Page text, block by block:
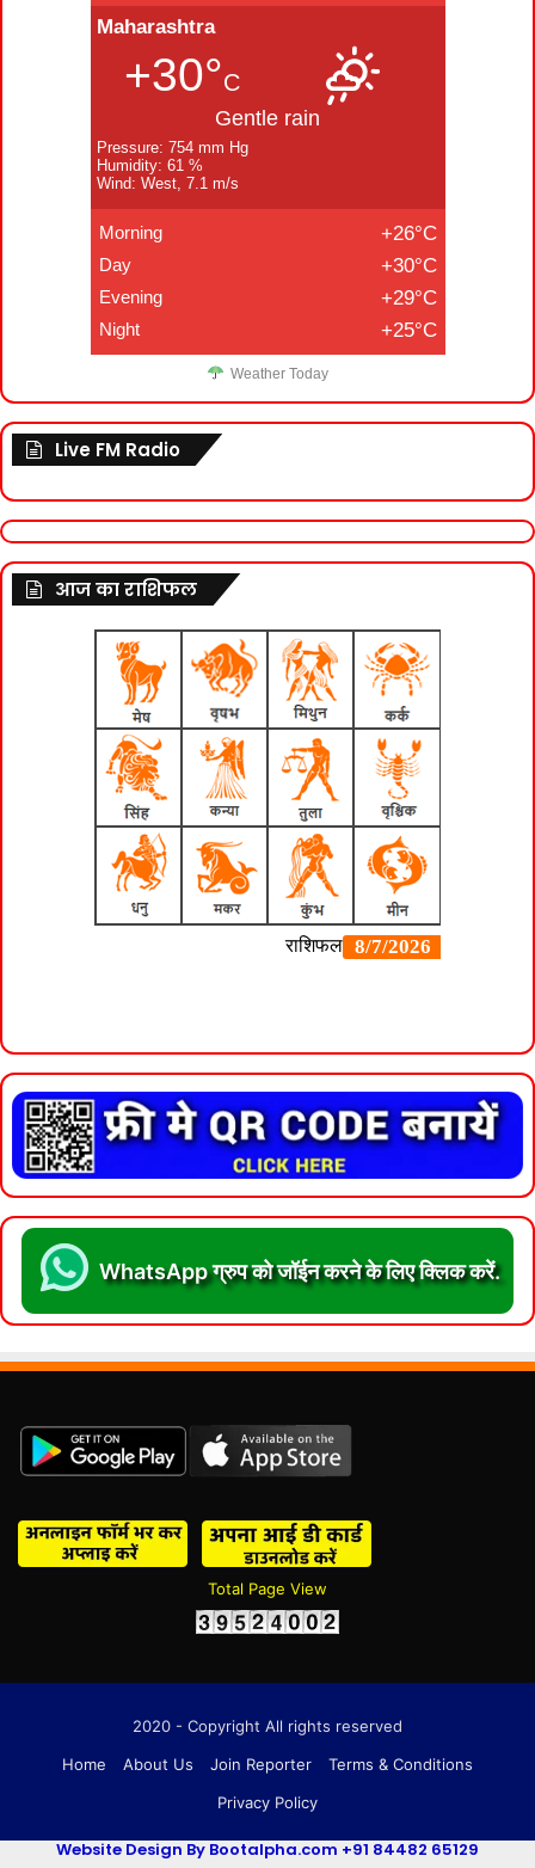
Maharashtra
+30°C
Gentle rain
Pressure: 754 mm Hg
Humidity: 61 %
Wind: West, 7.1 m/s
Morning +26°C
Day +30°C
Evening +29°C
Night +25°C
Weather Today
Live FM Radio
आज का राशिफल
WhatsApp ग्रुप को जॉईन करने के लिए क्लिक करें.
Total Page View
2020 - Copyright All rights reserved
Home
About Us Join Reporter
Terms & Conditions
Privacy Policy
Website Design By Bootalpha.com +91 84482 65129